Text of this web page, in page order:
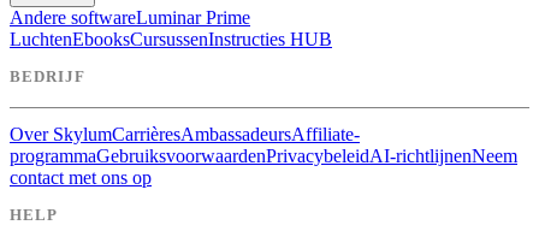
Andere softwareLuminar Prime
LuchtenEbooksCursussenInstructies HUB
BEDRIJF
Over SkylumCarrièresAmbassadeursAffiliate-
programmaGebruiksvoorwaardenPrivacybeleidAI-richtlijnenNeem
contact met ons op
HELP